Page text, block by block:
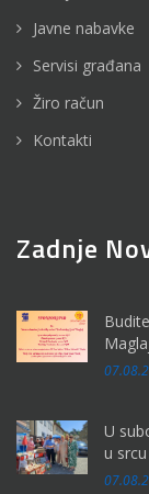
Javne nabavke
Servisi građana
Žiro račun
Kontakti
Zadnje
U
u